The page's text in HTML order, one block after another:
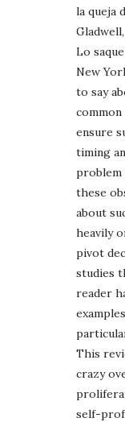
la queja
Lo
New
to say
ensure
timing
these
about
heavily
pivot
studies
reader
This
crazy
self-